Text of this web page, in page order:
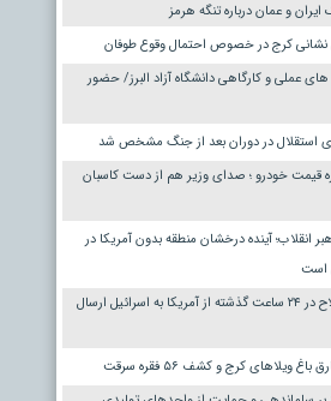
ایران و عمان درباره تنگه هرمز
کرج در خصوص احتمال وقوع طوفان
عملی و کارگاهی دانشگاه آزاد البرز/ حضور
استقلال در دوران بعد از جنگ مشخص شد
قیمت خودرو ؛ صدای وزیر هم از دست کاسبان
انقلاب؛ آینده درخشان منطقه بدون آمریکا در
است
۶۵۰۰ تُن سلاح در ۲۴ ساعت گذشته از آمریکا به اسرائیل ارسال
ویلاهای کرج و کشف ۵۶ فقره سرقت